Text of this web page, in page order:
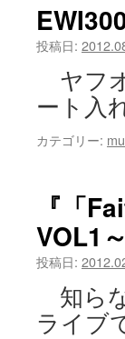
投稿日:
ヤフ
ート入
カテゴリー:
『「
VOL1
投稿日:
知ら
ライブ